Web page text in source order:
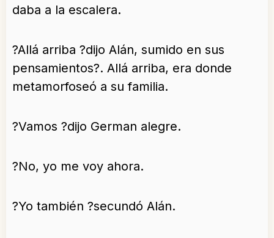
daba a la escalera.
?Allá arriba ?dijo Alán, sumido en sus
pensamientos?. Allá arriba, era donde
metamorfoseó a su familia.
?Vamos ?dijo German alegre.
?No, yo me voy ahora.
?Yo también ?secundó Alán.